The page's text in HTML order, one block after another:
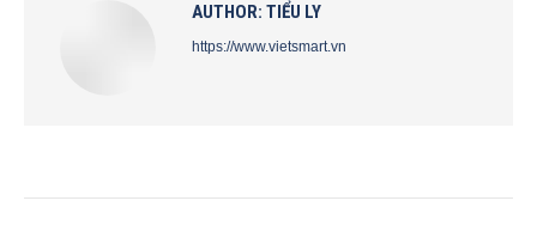
AUTHOR: TIỂU LY
https://www.vietsmart.vn